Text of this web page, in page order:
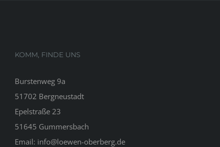
KOMM, FINDE UNS
Burstenweg 9a
51702 Bergneustadt
Epelstraße 23
51645 Gummersbach
Email: info@loewen-oberberg.de